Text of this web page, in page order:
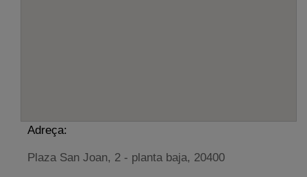
Adreça:
Plaza San Joan, 2 - planta baja, 20400